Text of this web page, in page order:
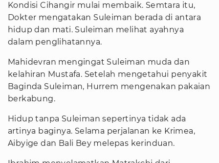
Kondisi Cihangir mulai membaik. Semtara itu,
Dokter mengatakan Suleiman berada di antara
hidup dan mati. Suleiman melihat ayahnya
dalam penglihatannya.
Mahidevran mengingat Suleiman muda dan
kelahiran Mustafa. Setelah mengetahui penyakit
Baginda Suleiman, Hurrem mengenakan pakaian
berkabung.
Hidup tanpa Suleiman sepertinya tidak ada
artinya baginya. Selama perjalanan ke Krimea,
Aibyige dan Bali Bey melepas kerinduan.